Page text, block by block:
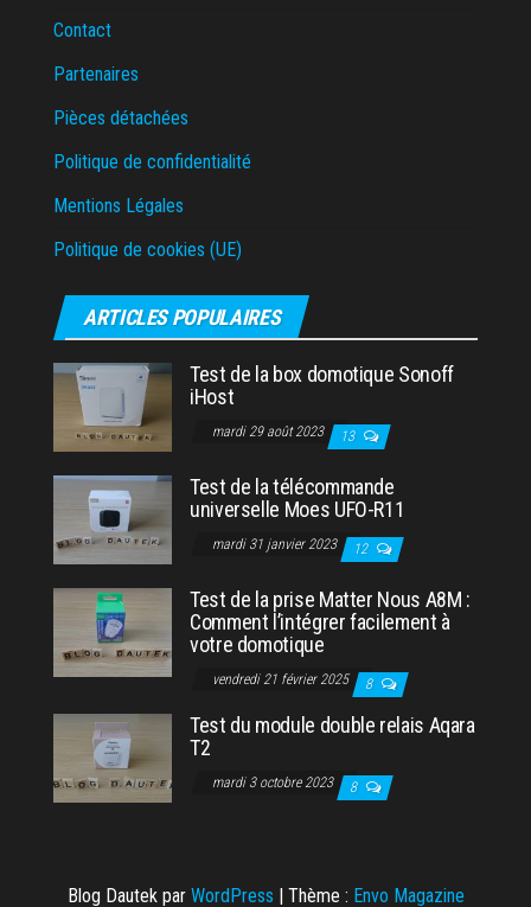
Contact
Partenaires
Pièces détachées
Politique de confidentialité
Mentions Légales
Politique de cookies (UE)
ARTICLES POPULAIRES
Test de la box domotique Sonoff
iHost
mardi 29 août 2023 13
Test de la télécommande
universelle Moes UFO-R11
mardi 31 janvier 2023 12
Test de la prise Matter Nous A8M :
Comment l’intégrer facilement à
votre domotique
vendredi 21 février 2025 8
Test du module double relais Aqara
T2
mardi 3 octobre 2023 8
Blog Dautek par WordPress Thème : Envo Magazine